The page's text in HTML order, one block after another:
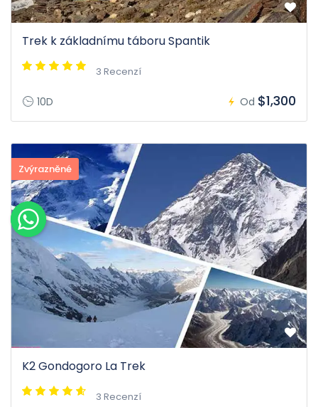
Trek k základnímu táboru Spantik
3 Recenzí
10D Od $1,300
Zvýrazněné
K2 Gondogoro La Trek
3 Recenzí